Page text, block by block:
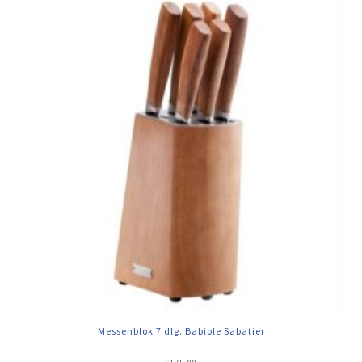
Messenblok 7 dlg. Babiole Sabatier